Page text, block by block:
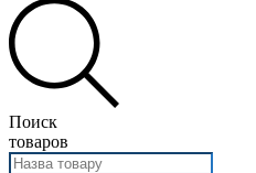
Поиск
товаров